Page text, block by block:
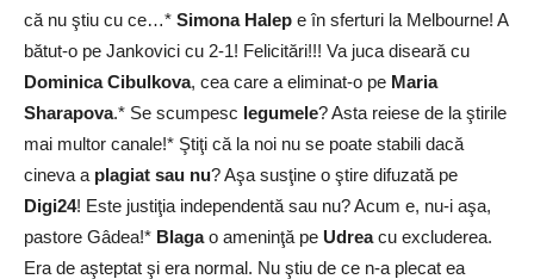
că nu ştiu cu ce…* Simona Halep e în sferturi la Melbourne! A
bătut-o pe Jankovici cu 2-1! Felicitări!!! Va juca diseară cu
Dominica Cibulkova, cea care a eliminat-o pe Maria
Sharapova.* Se scumpesc legumele? Asta reiese de la ştirile
mai multor canale!* Ştiţi că la noi nu se poate stabili dacă
cineva a plagiat sau nu? Aşa susţine o ştire difuzată pe
Digi24! Este justiţia independentă sau nu? Acum e, nu-i aşa,
pastore Gâdea!* Blagao ameninţă pe Udreacu excluderea.
Era de aşteptat şi era normal. Nu ştiu de ce n-a plecat ea